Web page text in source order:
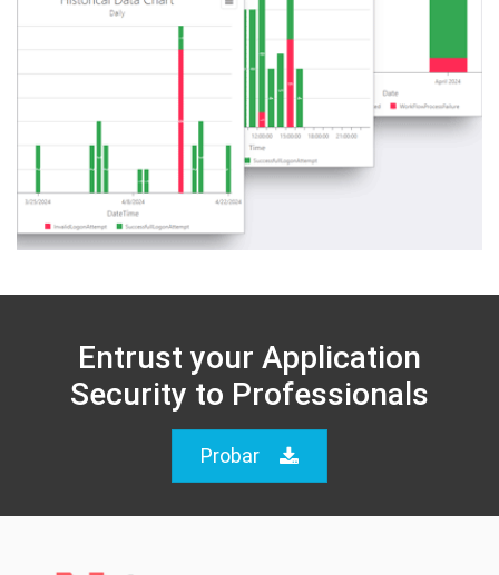
Entrust your Application
Security to Professionals
Probar